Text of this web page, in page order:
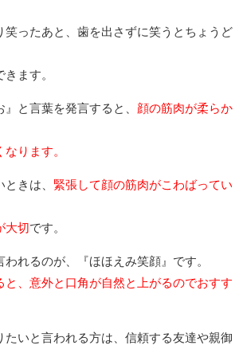
笑ったあと、歯を出さずに笑うとちょうど
ます。
』と言葉を発言すると、 顔の筋肉が柔らか
ります。
きは、 緊張して顔の筋肉がこわばってい
大切です。
れるのが、『ほほえみ笑顔』です。
と、意外と口角が自然と上がるのでおすす
たいと言われる方は、信頼する友達や親御